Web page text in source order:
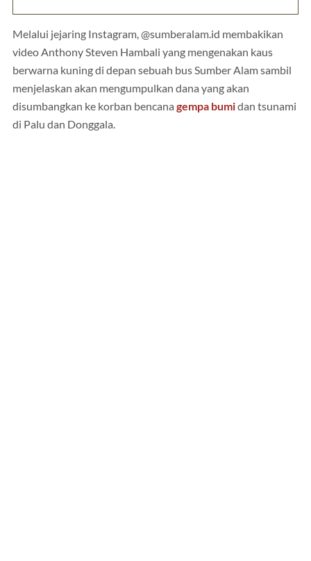
Melalui jejaring Instagram, @sumberalam.id membakikan
video Anthony Steven Hambali yang mengenakan kaus
berwarna kuning di depan sebuah bus Sumber Alam sambil
menjelaskan akan mengumpulkan dana yang akan
disumbangkan ke korban bencana gempa bumidan tsunami
di Palu dan Donggala.